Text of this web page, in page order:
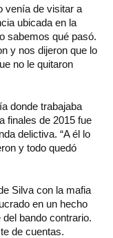
venía de visitar a
ubicada en la
sabemos qué pasó.
y nos dijeron que lo
no le quitaron
donde trabajaba
finales de 2015 fue
delictiva. “A él lo
y todo quedó
Silva con la mafia
en un hecho
bando contrario.
de cuentas.